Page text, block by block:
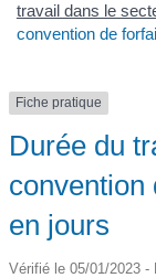
travail dans le
convention de
Fiche pratique
Durée du
convention
en jours
Vérifié le 05/01/2023 -